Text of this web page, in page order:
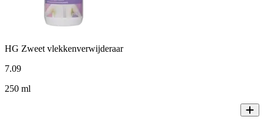
HG Zweet vlekkenverwijderaar
7.09
250 ml